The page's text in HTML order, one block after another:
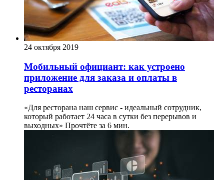
24 октября 2019
Мобильный официант: как устроено
приложение для заказа и оплаты в
ресторанах
«Для ресторана наш сервис - идеальный сотрудник,
который работает 24 часа в сутки без перерывов и
выходных» Прочтёте за 6 мин.